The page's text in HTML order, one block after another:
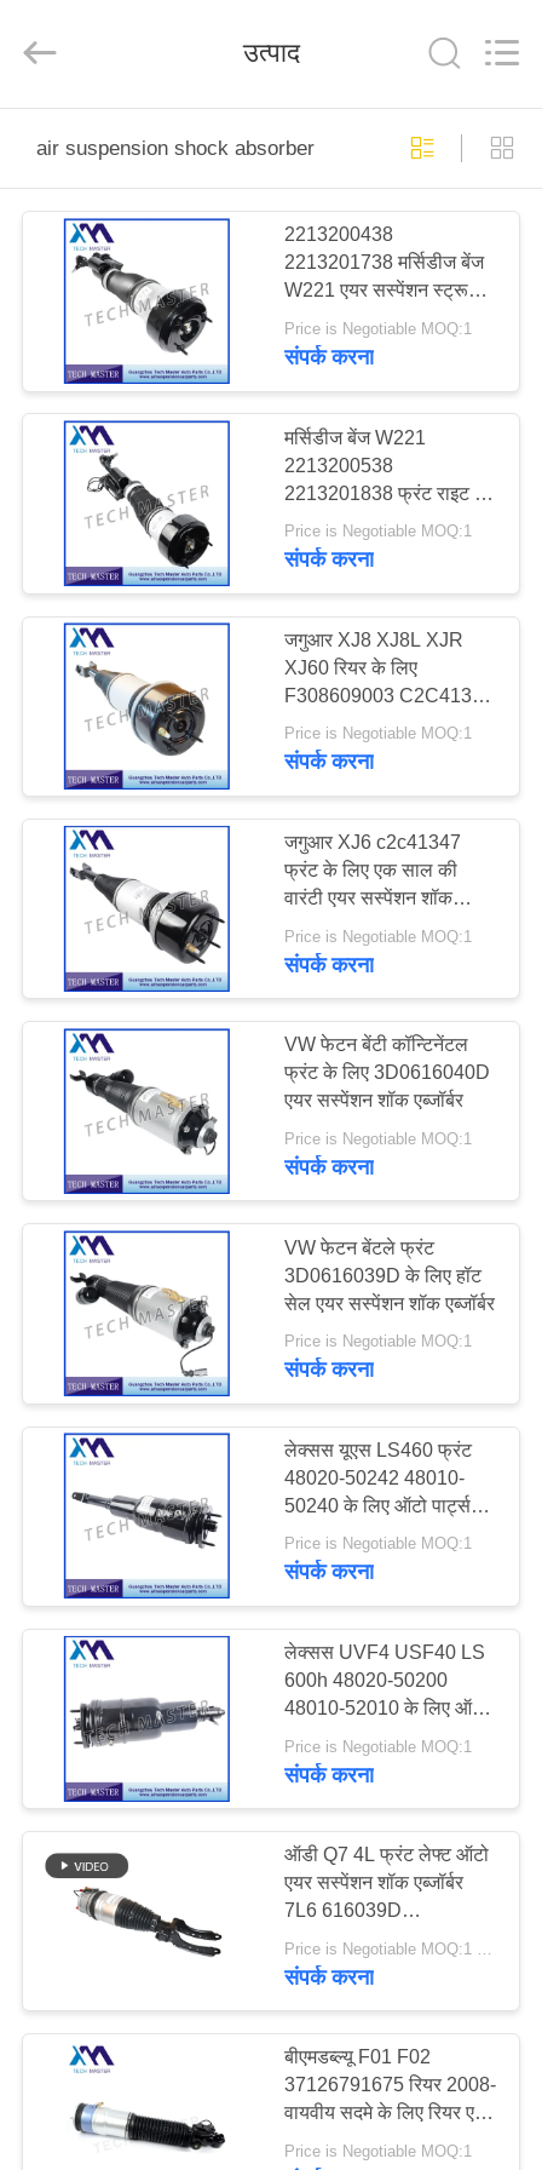
उत्पादों
वीडियो
बारे
कारखाना
भ्रमण
गुणवत्ता
नियंत्रण
करें
समाचार
उद्धरण
की
विनती
साइट
मैप
गोपनीयता
parts
उत्पाद
air suspension shock absorber
2213200438
2213201738 मर्सिडीज बेंज
W221 एयर सस्पेंशन स्ट्रूप
फ्रंट लेफ्ट के लिए एयर
सस्पेंशन शॉक एब्जॉर्बर
Price is Negotiable MOQ:1
संपर्क करना
मर्सिडीज बेंज W221
2213200538
2213201838 फ्रंट राइट के
लिए एयर सस्पेंशन शॉक एब्जॉर्बर
Price is Negotiable MOQ:1
संपर्क करना
जगुआर XJ8 XJ8L XJR
XJ60 रियर के लिए
F308609003 C2C41341
एयर सस्पेंशन शॉक एब्सोर्बर
Price is Negotiable MOQ:1
संपर्क करना
जगुआर XJ6 c2c41347
फ्रंट के लिए एक साल की
वारंटी एयर सस्पेंशन शॉक
एब्जॉर्बर
Price is Negotiable MOQ:1
संपर्क करना
VW फेटन बेंटी कॉन्टिनेंटल
फ्रंट के लिए 3D0616040D
एयर सस्पेंशन शॉक एब्जॉर्बर
Price is Negotiable MOQ:1
संपर्क करना
VW फेटन बेंटले फ्रंट
3D0616039D के लिए हॉट
सेल एयर सस्पेंशन शॉक एब्जॉर्बर
Price is Negotiable MOQ:1
संपर्क करना
लेक्सस यूएस LS460 फ्रंट
48020-50242 48010-
50240 के लिए ऑटो पार्ट्स
एयर सस्पेंशन शॉक एब्सोर्बर
Price is Negotiable MOQ:1
संपर्क करना
लेक्सस UVF4 USF40 LS
600h 48020-50200
48010-52010 के लिए ऑटो
पार्ट्स एयर सस्पेंशन शोषक
Price is Negotiable MOQ:1
संपर्क करना
ऑडी Q7 4L फ्रंट लेफ्ट ऑटो
एयर सस्पेंशन शॉक एब्जॉर्बर
7L6 616039D
7L8616039D एयरमैटिक
राइट 7L6616040D
Price is Negotiable MOQ:1 पीसी
संपर्क करना
बीएमडब्ल्यू F01 F02
37126791675 रियर 2008-
वायवीय सदमे के लिए रियर एयर
सस्पेंशन शॉक एब्जॉर्बर
Price is Negotiable MOQ:1